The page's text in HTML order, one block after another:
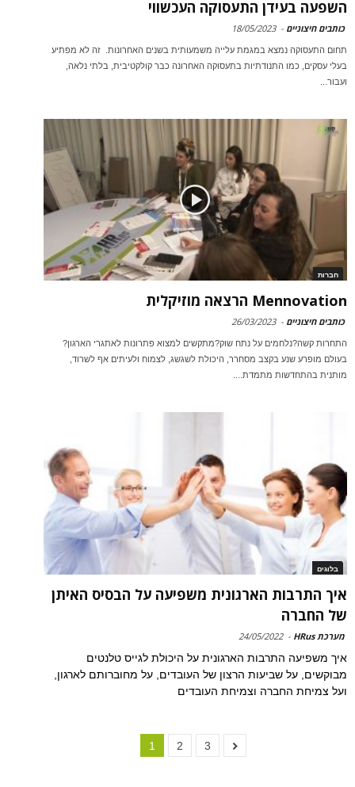
השפעה בעידן התעסוקה העכשווי
כותבים חיצוניים -
18/05/2023
תחום התעסוקה נמצא במגמת עלייה משמעותית בשנים האחרונות. זה לא מפתיע
בעלי עסקים, כמו התנודתיות בתעסוקה האחרונה כבר קולקטיבית, בלתי נלאה,
ועבור...
חברות
Mennovation הרצאה מוזיקלית
כותבים חיצוניים -
26/03/2023
התחרות קשה?נלחמים על נתח שוק?מתקשים למצוא פתרונות לאתגרי הארגון?
בעולם מופרע שנע בקצב מסחרר, היכולת לשגשג, לצמוח ולעיתים אף לשרוד,
מותנית בהתחדשות מתמדת....
בלוגים
איך התרבות הארגונית משפיעה על הבסיס האיתן
של החברה
מערכת HRus -
24/05/2022
איך משפיעה התרבות הארגונית על היכולת לגייס טלנטים
מבוקשים, על שביעות הרצון של העובדים, על מחוברותם לארגון,
ועל צמיחת החברה וצמיחת העובדים
1 2 3